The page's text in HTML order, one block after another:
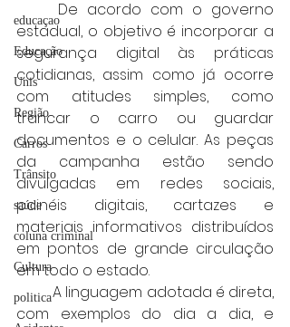
educaçao
Educação
Unis
Região
Carros
Trânsito
saúde
coluna criminal
Cultura
politica
estadual, o objetivo é incorporar a
segurança digital às práticas
cotidianas, assim como já ocorre
com atitudes simples, como
trancar o carro ou guardar
documentos e o celular. As peças
da campanha estão sendo
divulgadas em redes sociais,
painéis digitais, cartazes e
materiais informativos distribuídos
em pontos de grande circulação
em todo o estado.
	A linguagem adotada é direta,
com exemplos do dia a dia, e